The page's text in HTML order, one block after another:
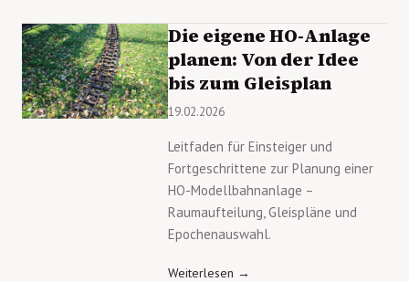
Die eigene HO-Anlage
planen: Von der Idee
bis zum Gleisplan
19.02.2026
Leitfaden für Einsteiger und
Fortgeschrittene zur Planung einer
HO-Modellbahnanlage –
Raumaufteilung, Gleispläne und
Epochenauswahl.
Weiterlesen →